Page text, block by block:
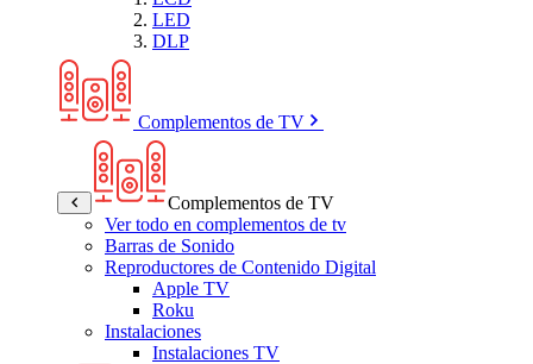
LED
DLP
Complementos de TV
Complementos de TV
Ver todo en complementos de tv
Barras de Sonido
Reproductores de Contenido Digital
Apple TV
Roku
Instalaciones
Instalaciones TV